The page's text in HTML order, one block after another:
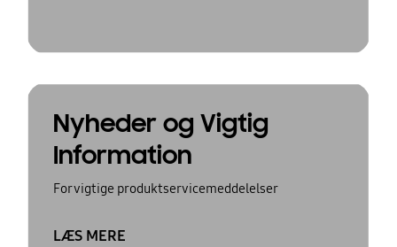
Nyheder og Vigtig
Information
For vigtige produktservicemeddelelser
LÆS MERE